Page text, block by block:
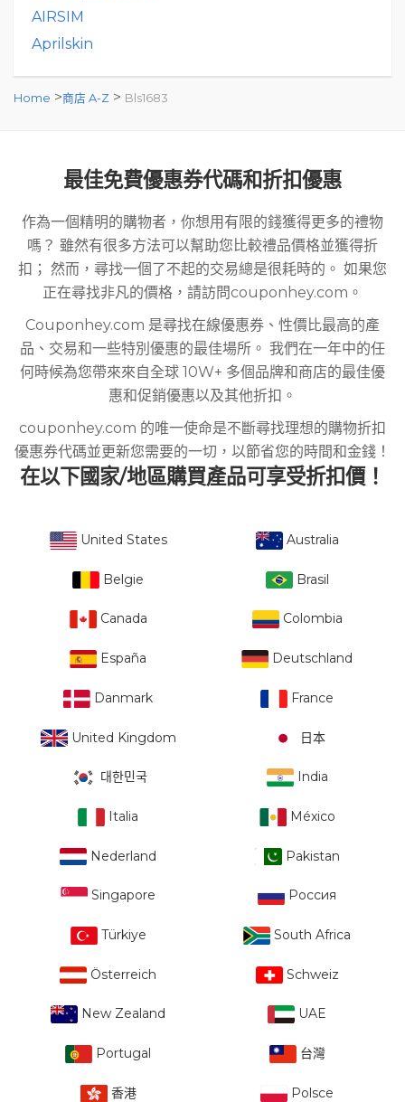
AIRSIM
Aprilskin
Home >商店 A-Z > Bls1683
最佳免費優惠券代碼和折扣優惠
作為一個精明的購物者，你想用有限的錢獲得更多的禮物
嗎？ 雖然有很多方法可以幫助您比較禮品價格並獲得折
扣； 然而，尋找一個了不起的交易總是很耗時的。 如果您
正在尋找非凡的價格，請訪問couponhey.com。
Couponhey.com 是尋找在線優惠券、性價比最高的產
品、交易和一些特別優惠的最佳場所。 我們在一年中的任
何時候為您帶來來自全球 10W+ 多個品牌和商店的最佳優
惠和促銷優惠以及其他折扣。
couponhey.com 的唯一使命是不斷尋找理想的購物折扣
優惠券代碼並更新您需要的一切，以節省您的時間和金錢！
在以下國家/地區購買產品可享受折扣價！
United States Australia
Belgie Brasil
Canada Colombia
España Deutschland
Danmark France
United Kingdom 日本
대한민국 India
Italia México
Nederland Pakistan
Singapore Россия
Türkiye South Africa
Österreich Schweiz
New Zealand UAE
Portugal 台灣
香港 Polsce